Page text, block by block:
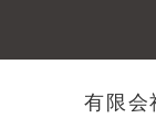
有限